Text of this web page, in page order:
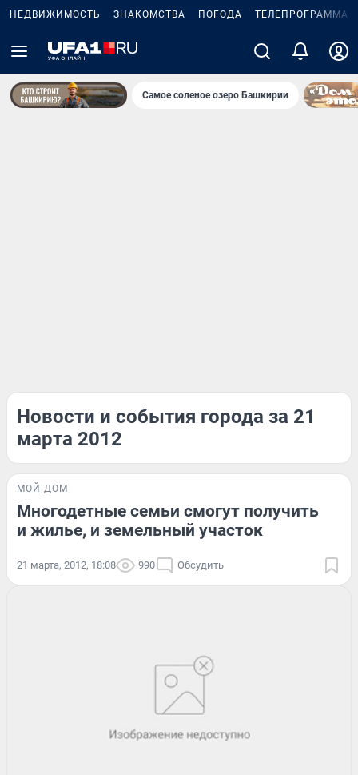
НЕДВИЖИМОСТЬ ЗНАКОМСТВА ПОГОДА ТЕЛЕПРОГРАММА
Самое соленое озеро Башкирии
Новости и события города за 21
марта 2012
МОЙ ДОМ
Многодетные семьи смогут получить
и жилье, и земельный участок
21 марта, 2012, 18:08 990 Обсудить